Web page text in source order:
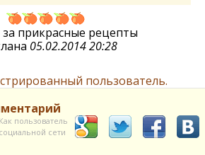
за прикрасные рецепты
05.02.2014 20:28
пользователь.
Как пользователь
социальной сети